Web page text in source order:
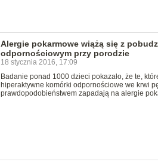
Alergie pokarmowe wiążą się z
odpornościowym przy porodzie
18 stycznia 2016, 17:09
Badanie ponad 1000 dzieci pokazało, że te,
hiperaktywne komórki odpornościowe we krwi
prawdopodobieństwem zapadają na alergie